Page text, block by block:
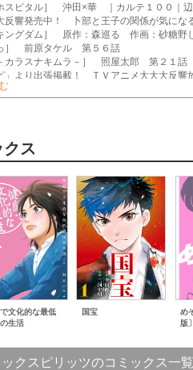
スピタル］ 沖田×華 ｜カルテ１００｜
反響発売中！ 卜部と王子の関係が気にな
キングダム］ 原作：森巡る 作画：砂糖
っ］ 前原タケル 第５６話
カラスナキムラ－］ 照屋太郎 第２１話
」より出張掲載！ ＴＶアニメ大大大反響
ールアース］ 辻次夕日郎 立ち向かえる傷
コンセプト］ ホイチョイ・プロ 第２０３
ピリッツ」からのお知らせ
ク大賞最終発表のお知らせ
スピリッツ賞募集のお知らせ
３０号のお知らせ
ブラザーフット』『ぬいの式日』『魔界
連載です。『ヨシダ檸檬ドロップス』『
トメント』『そんなコト、描いていいん
号から、『ひらやすみ』『胚培養士ミズ
ティ－旅行医の処方箋－』『教喰』は３
いアナタへ』『マイホームアフロ田中』『
『駅伝男子プロジェクト』『健康で文化的
ス
文化的な最低
生活
国宝
め
版〕
クスピリッツのコミックス一